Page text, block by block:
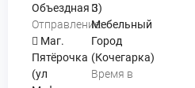
Объездная 3)
Отправление:
Маг.
Пятёрочка
(ул
Мебельный
Город
(Кочегарка)
Время в